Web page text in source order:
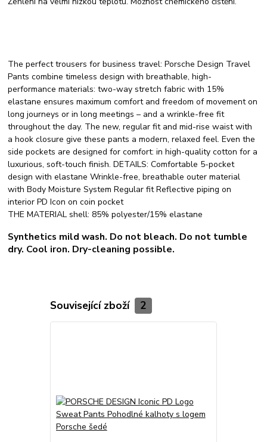
The perfect trousers for business travel: Porsche Design Travel
Pants combine timeless design with breathable, high-
performance materials: two-way stretch fabric with 15%
elastane ensures maximum comfort and freedom of movement on
long journeys or in long meetings – and a wrinkle-free fit
throughout the day. The new, regular fit and mid-rise waist with
a hook closure give these pants a modern, relaxed feel. Even the
side pockets are designed for comfort: in high-quality cotton for a
luxurious, soft-touch finish. DETAILS: Comfortable 5-pocket
design with elastane Wrinkle-free, breathable outer material
with Body Moisture System Regular fit Reflective piping on
interior PD Icon on coin pocket
THE MATERIAL shell: 85% polyester/15% elastane
Synthetics mild wash. Do not bleach. Do not tumble
dry. Cool iron. Dry-cleaning possible.
Související zboží 2